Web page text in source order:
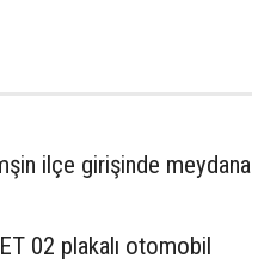
ilçe girişinde meydana
02 plakalı otomobil